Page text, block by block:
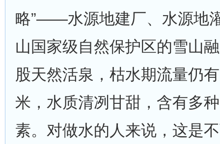
略”——水源地建厂、水源地
山国家级自然保护区的雪山
股天然活泉，枯水期流量仍
米，水质清冽甘甜，含有多
素。对做水的人来说，这是